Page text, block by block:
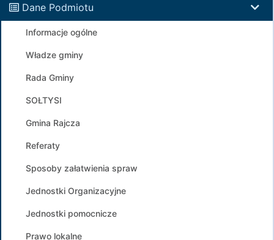
Dane Podmiotu
Informacje ogólne
Władze gminy
Rada Gminy
SOŁTYSI
Gmina Rajcza
Referaty
Sposoby załatwienia spraw
Jednostki Organizacyjne
Jednostki pomocnicze
Prawo lokalne